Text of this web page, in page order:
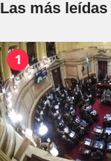
Las más leídas
1